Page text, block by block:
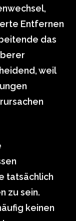
Entfernen
das
weil
tatsächlich
zu sein.
keinen